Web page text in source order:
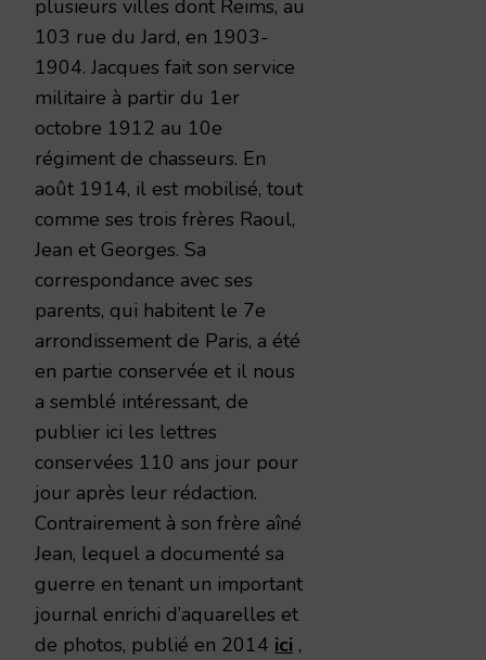
plusieurs villes dont Reims, au
103 rue du Jard, en 1903-
1904. Jacques fait son service
militaire à partir du 1er
octobre 1912 au 10e
régiment de chasseurs. En
août 1914, il est mobilisé, tout
comme ses trois frères Raoul,
Jean et Georges. Sa
correspondance avec ses
parents, qui habitent le 7e
arrondissement de Paris, a été
en partie conservée et il nous
a semblé intéressant, de
publier ici les lettres
conservées 110 ans jour pour
jour après leur rédaction.
Contrairement à son frère aîné
Jean, lequel a documenté sa
guerre en tenant un important
journal enrichi d’aquarelles et
de photos, publié en 2014 ici ,